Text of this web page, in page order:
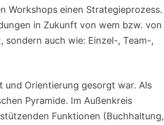
Workshops einen Strategieprozess.
in Zukunft von wem bzw. von
auch wie: Einzel-, Team-,
Orientierung gesorgt war. Als
Pyramide. Im Außenkreis
Funktionen (Buchhaltung,